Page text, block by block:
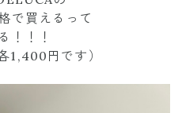
で買えるって
！！！
1,400円です）